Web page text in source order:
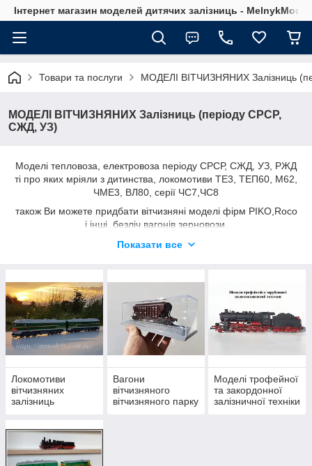
Інтернет магазин моделей дитячих залізниць -
Товари та послуги МОДЕЛІ ВІТЧИЗНЯНИХ Залізниць
МОДЕЛІ ВІТЧИЗНЯНИХ Залізниць (періоду СРСР,
СЖД, УЗ)
Моделі тепловоза, електровоза періоду СРСР, СЖД, УЗ, РЖД
ті про яких мріяли з дитинства, локомотиви ТЕ3, ТЕП60, М62,
ЧМЕ3, ВЛ80, серії ЧС7,ЧС8
також Ви можете придбати вітчизняні моделі фірм PIKO,Roco
і інші, безліч вагонів зерновози,
піввагонів, цистерни Ви можете вибрати і купити а також
Показати все
Локомотиви
вітчизняних
залізниць
Вагони
вітчизняного
вітчизняного парку
Моделі трофейної
та закордонної
залізничної техніки